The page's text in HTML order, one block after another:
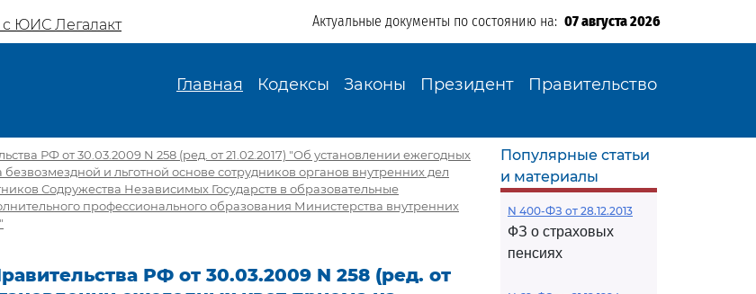
с ЮИС Легалакт Актуальные документы по состоянию на: 07 августа 2026
Главная Кодексы Законы Президент Правительство
РФ от 30.03.2009 N 258 (ред. от 21.02.2017) "Об установлении ежегодных
и льготной основе сотрудников органов внутренних дел
Содружества Независимых Государств в образовательные
профессионального образования Министерства внутренних
РФ от 30.03.2009 N 258 (ред. от
Популярные статьи
и материалы
N 400-ФЗ от 28.12.2013
ФЗ о страховых
пенсиях